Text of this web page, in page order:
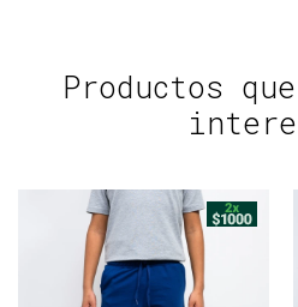
Productos